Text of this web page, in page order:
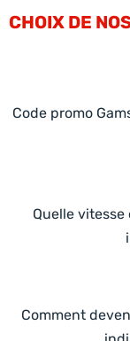
CHOIX DE
Code promo
Quelle
Comment